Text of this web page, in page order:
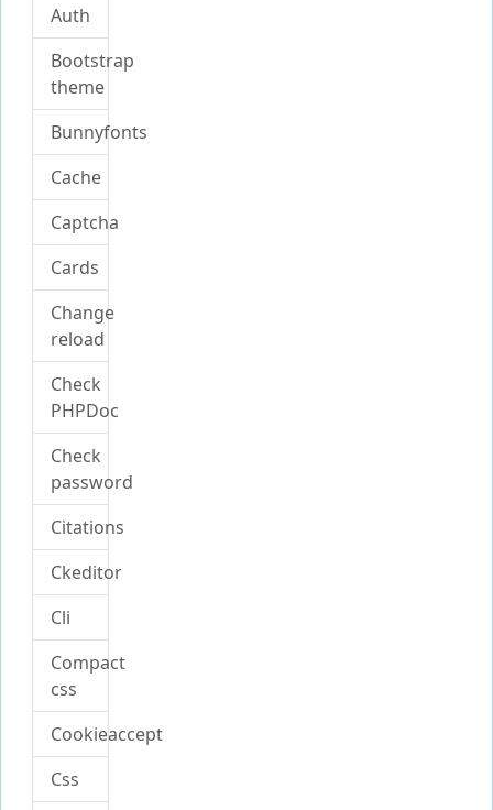
Auth
Bootstrap
theme
Bunnyfonts
Cache
Captcha
Cards
Change
reload
Check
PHPDoc
Check
password
Citations
Ckeditor
Cli
Compact
css
Cookieaccept
Css